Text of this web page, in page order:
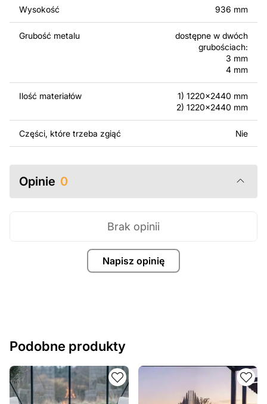
Za dodatkową opłatą możemy dostosować projekt
poprzez dodanie tekstu, obrazów lub logo Twojej firmy
albo wprowadzenie innych modyfikacji według Twoich
potrzeb. Jeśli potrzebujesz indywidualnego projektu
Jeśli masz jakiekolwiek pytania lub potrzebujesz
pomocy, skontaktuj się z nami w dowolnym momencie –
zawsze chętnie pomożemy.
Wysokość 936 mm
Grubość metalu
dostępne w dwóch
grubościach:
3 mm
4 mm
Ilość materiałów
1) 1220x2440 mm
2) 1220x2440 mm
Części, które trzeba zgiąć Nie
Opinie 0
Napisz opinię
Brak opinii
Podobne produkty